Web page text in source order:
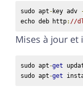
sudo apt -key adv
echo deb http: //
Mises à jour et
sudo apt -get
sudo apt -get